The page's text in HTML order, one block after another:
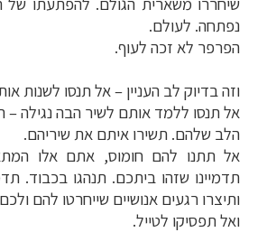
נפתחה. לעולם.
הפרפר לא זכה לעוף.
וזה בדיוק לב העניין – אל תנסו לשנות
אל תנסו ללמד אותם לשיר הבה נגילה –
הלב שלהם. תשירו איתם את שיריהם.
אל תתנו להם חומוס, אתם אלו
תדמיינו שזהו ביתכם. תנהגו בכבוד.
ותיצרו רגעים אנושיים שייחרטו להם
ואל תפסיקו לטייל.